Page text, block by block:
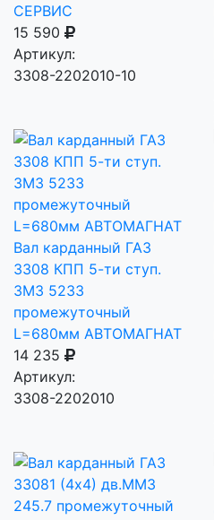
СЕРВИС
15 590
Артикул:
3308-2202010-10
Вал карданный ГАЗ
3308 КПП 5-ти ступ.
ЗМЗ 5233
промежуточный
L=680мм АВТОМАГНАТ
14 235
Артикул:
3308-2202010